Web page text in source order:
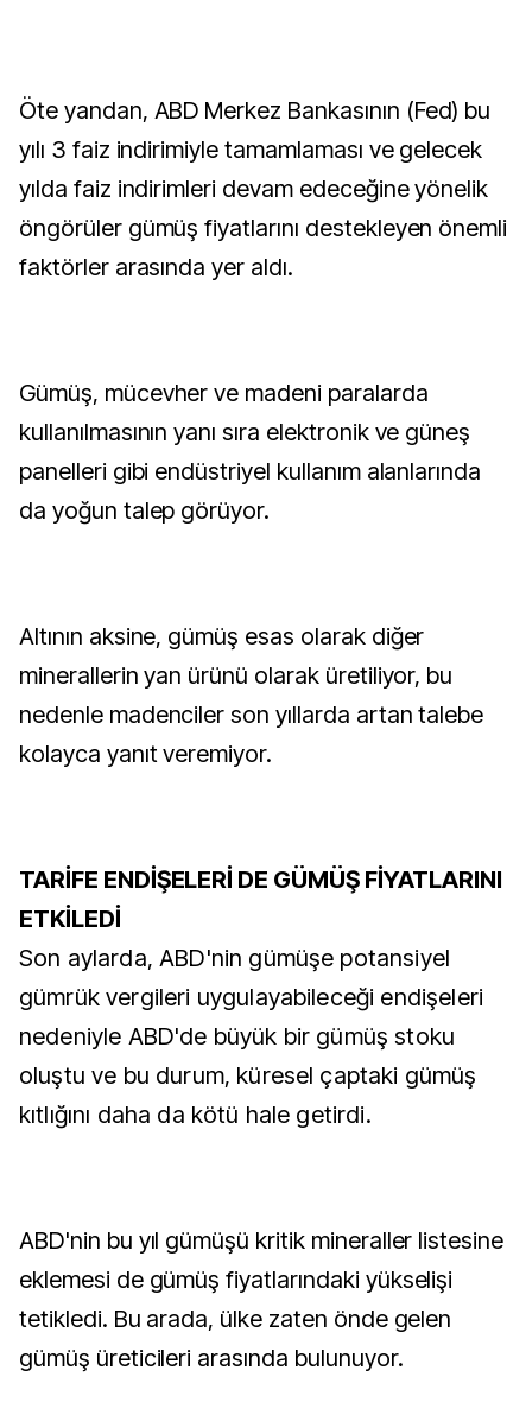
Öte yandan, ABD Merkez Bankasının (Fed) bu
yılı 3 faiz indirimiyle tamamlaması ve gelecek
yılda faiz indirimleri devam edeceğine yönelik
öngörüler gümüş fiyatlarını destekleyen önemli
faktörler arasında yer aldı.
Gümüş, mücevher ve madeni paralarda
kullanılmasının yanı sıra elektronik ve güneş
panelleri gibi endüstriyel kullanım alanlarında
da yoğun talep görüyor.
Altının aksine, gümüş esas olarak diğer
minerallerin yan ürünü olarak üretiliyor, bu
nedenle madenciler son yıllarda artan talebe
kolayca yanıt veremiyor.
TARİFE ENDİŞELERİ DE GÜMÜŞ FİYATLARINI
ETKİLEDİ
Son aylarda, ABD'nin gümüşe potansiyel
gümrük vergileri uygulayabileceği endişeleri
nedeniyle ABD'de büyük bir gümüş stoku
oluştu ve bu durum, küresel çaptaki gümüş
kıtlığını daha da kötü hale getirdi.
ABD'nin bu yıl gümüşü kritik mineraller listesine
eklemesi de gümüş fiyatlarındaki yükselişi
tetikledi. Bu arada, ülke zaten önde gelen
gümüş üreticileri arasında bulunuyor.